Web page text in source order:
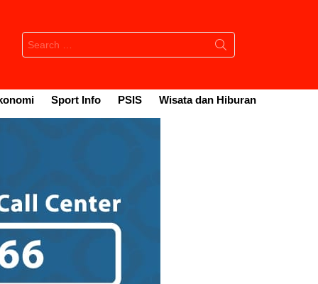
Search
for:
Sport Info PSIS Wisata dan Hiburan